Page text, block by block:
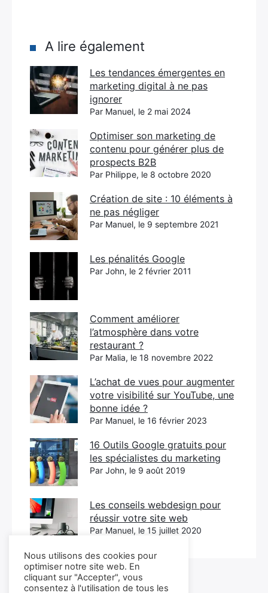
A lire également
Les tendances émergentes en
marketing digital à ne pas
ignorer
Par Manuel, le 2 mai 2024
Optimiser son marketing de
contenu pour générer plus de
prospects B2B
Par Philippe, le 8 octobre 2020
Création de site : 10 éléments à
ne pas négliger
Par Manuel, le 9 septembre 2021
Les pénalités Google
Par John, le 2 février 2011
Comment améliorer
l’atmosphère dans votre
restaurant ?
Par Malia, le 18 novembre 2022
L’achat de vues pour augmenter
votre visibilité sur YouTube, une
bonne idée ?
Par Manuel, le 16 février 2023
16 Outils Google gratuits pour
les spécialistes du marketing
Par John, le 9 août 2019
Les conseils webdesign pour
réussir votre site web
Par Manuel, le 15 juillet 2020
Nous utilisons des cookies pour
optimiser notre site web. En
cliquant sur "Accepter", vous
consentez à l'utilisation de tous les